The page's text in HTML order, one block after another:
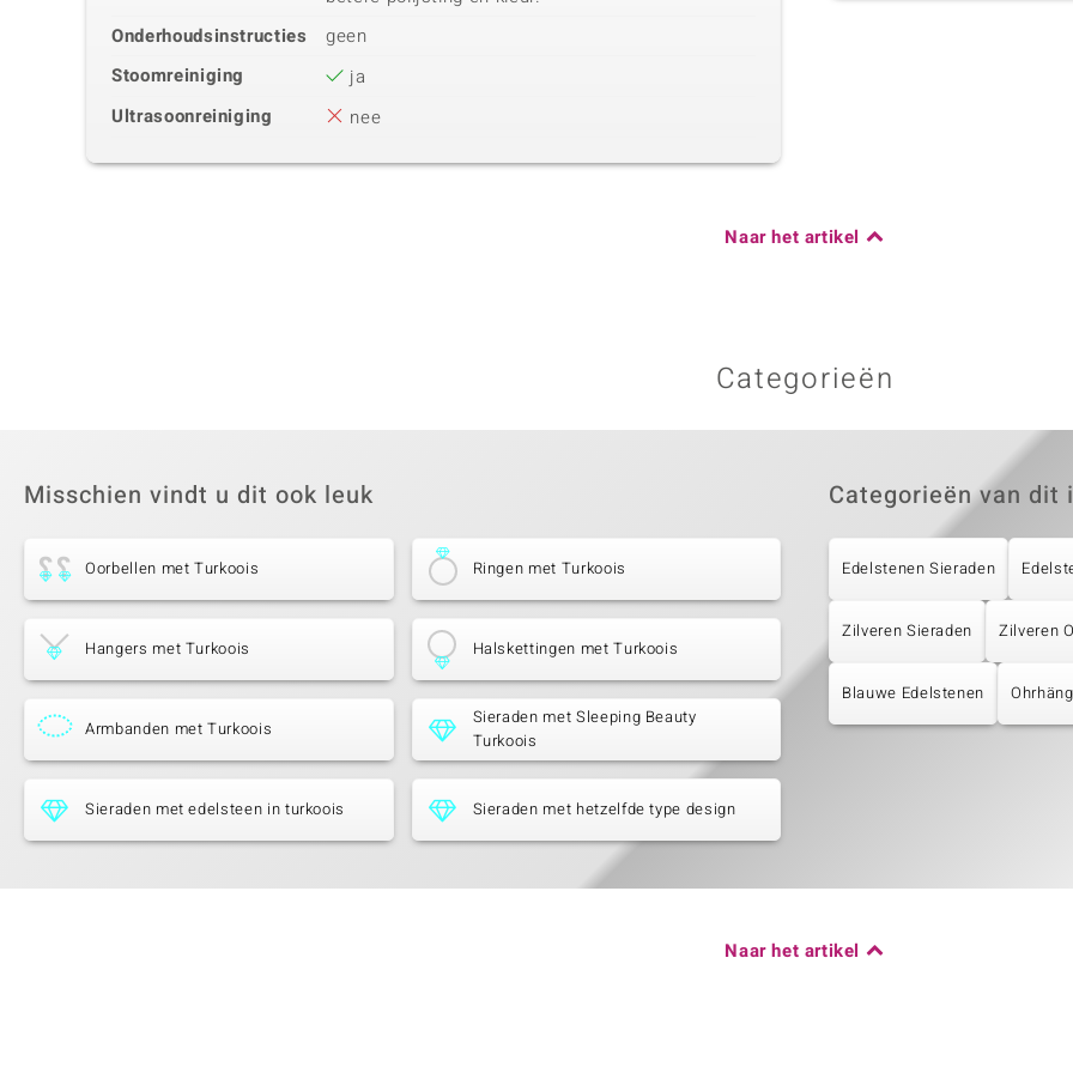
Onderhoudsinstructies
geen
Stoomreiniging
ja
Ultrasoonreiniging
nee
Naar het artikel
Categorieën
Misschien vindt u dit ook leuk
Oorbellen met Turkoois Ringen met Turkoois
Hangers met Turkoois Halskettingen met Turkoois
Armbanden met Turkoois
Sieraden met Sleeping Beauty
Turkoois
Sieraden met edelsteen in turkoois Sieraden met hetzelfde type design
Categorieën van dit
Edelstenen Sieraden
Zilveren Sieraden Zilveren
Blauwe Edelstenen
Naar het artikel